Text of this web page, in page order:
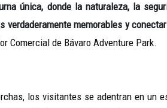
única, donde la naturaleza, la
verdaderamente memorables y
Comercial de Bávaro Adventure Park.
los visitantes se adentran en un